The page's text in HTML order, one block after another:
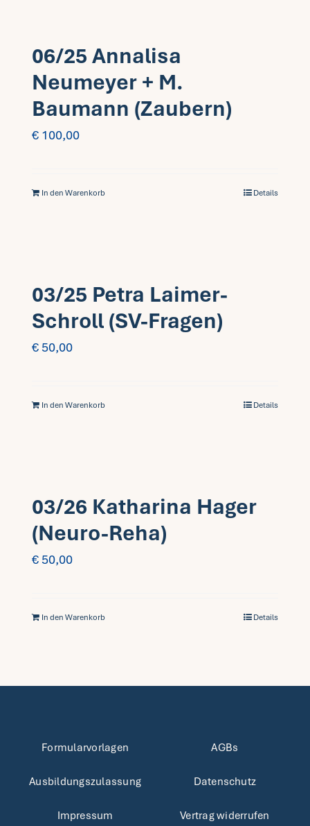
06/25 Annalisa
Neumeyer + M.
Baumann (Zaubern)
€ 100,00
In den Warenkorb Details
03/25 Petra Laimer-
Schroll (SV-Fragen)
€ 50,00
In den Warenkorb Details
03/26 Katharina Hager
(Neuro-Reha)
€ 50,00
In den Warenkorb Details
Formularvorlagen
Ausbildungszulassung
Impressum
AGBs
Datenschutz
Vertrag widerrufen